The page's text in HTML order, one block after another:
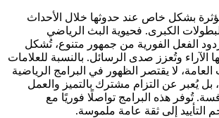
بشكل خاص عند حدوثها خلال الأحداث
الكبرى. فحيوية البث الرياضي
الفعل الفورية من جمهور متنوع، تُشكل
الآراء وتُعزز صدى الرسائل. بالنسبة للعلامات
لا يقتصر الظهور في البرامج الرياضية
يُعبر عن التزام مشترك بالتميز والعمل
تُوفر هذه البرامج تواصلًا فوريًا مع
التأييد إلى ثقة عامة ملموسة.